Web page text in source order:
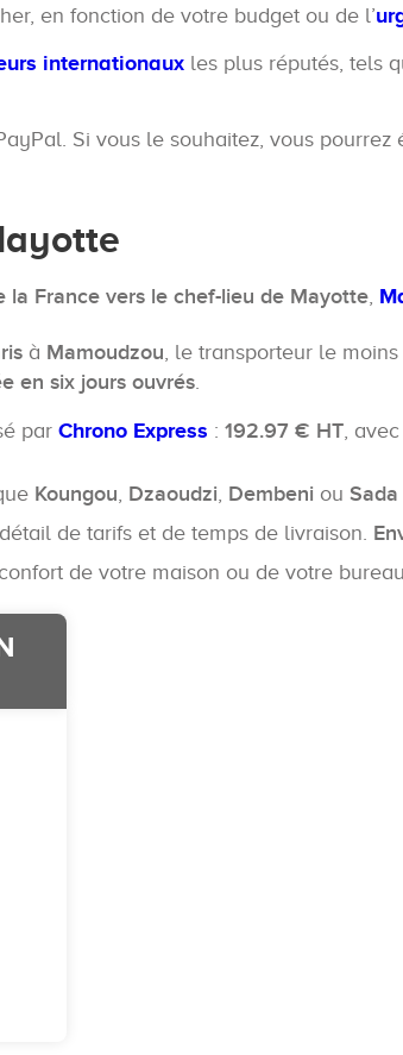
en fonction de votre budget ou de l’
internationaux les plus réputés, tels
Si vous le souhaitez, vous
la France vers le chef-lieu de Mayotte,
à Mamoudzou, le transporteur le
en six jours ouvrés.
par Chrono Express : 192.97 € HT, avec
Koungou, Dzaoudzi, Dembeni ou Sada
de tarifs et de temps de livraison.
de votre maison ou de votre